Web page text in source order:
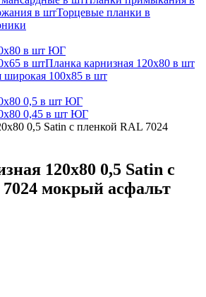
в штТорцевые планки в
в шт ЮГ
в штПланка карнизная 120х80 в шт
широкая 100х85 в шт
0,5 в шт ЮГ
0,45 в шт ЮГ
0,5 Satin с пленкой RAL 7024
120х80 0,5 Satin с
мокрый асфальт